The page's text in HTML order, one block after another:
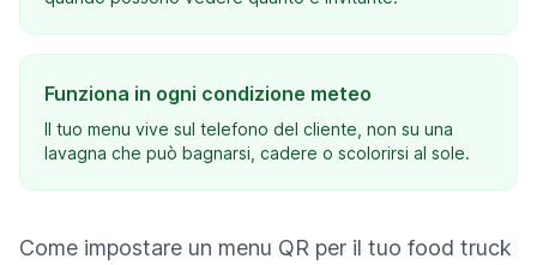
Funziona in ogni condizione meteo
Il tuo menu vive sul telefono del cliente, non su una
lavagna che può bagnarsi, cadere o scolorirsi al sole.
Come impostare un menu QR per il tuo food truck